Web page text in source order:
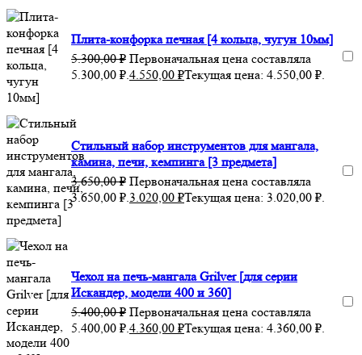
Плита-конфорка печная [4 кольца, чугун 10мм]
5.300,00₽ Первоначальная цена составляла
5.300,00 ₽.4.550,00 ₽Текущая цена: 4.550,00 ₽.
Стильный набор инструментов для мангала,
камина, печи, кемпинга [3 предмета]
3.650,00₽ Первоначальная цена составляла
3.650,00 ₽.3.020,00 ₽Текущая цена: 3.020,00 ₽.
Чехол на печь-мангала Grilver [для серии
Искандер, модели 400 и 360]
5.400,00₽ Первоначальная цена составляла
5.400,00 ₽.4.360,00 ₽Текущая цена: 4.360,00 ₽.